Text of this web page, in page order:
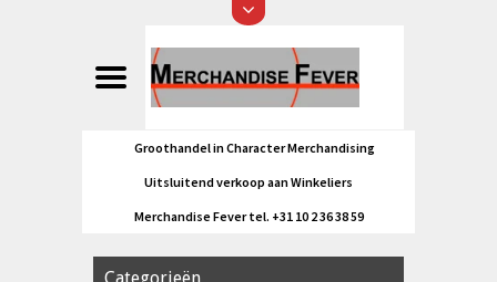
Groothandel in Character Merchandising
Uitsluitend verkoop aan Winkeliers
Merchandise Fever tel. +31 10 2 36 38 59